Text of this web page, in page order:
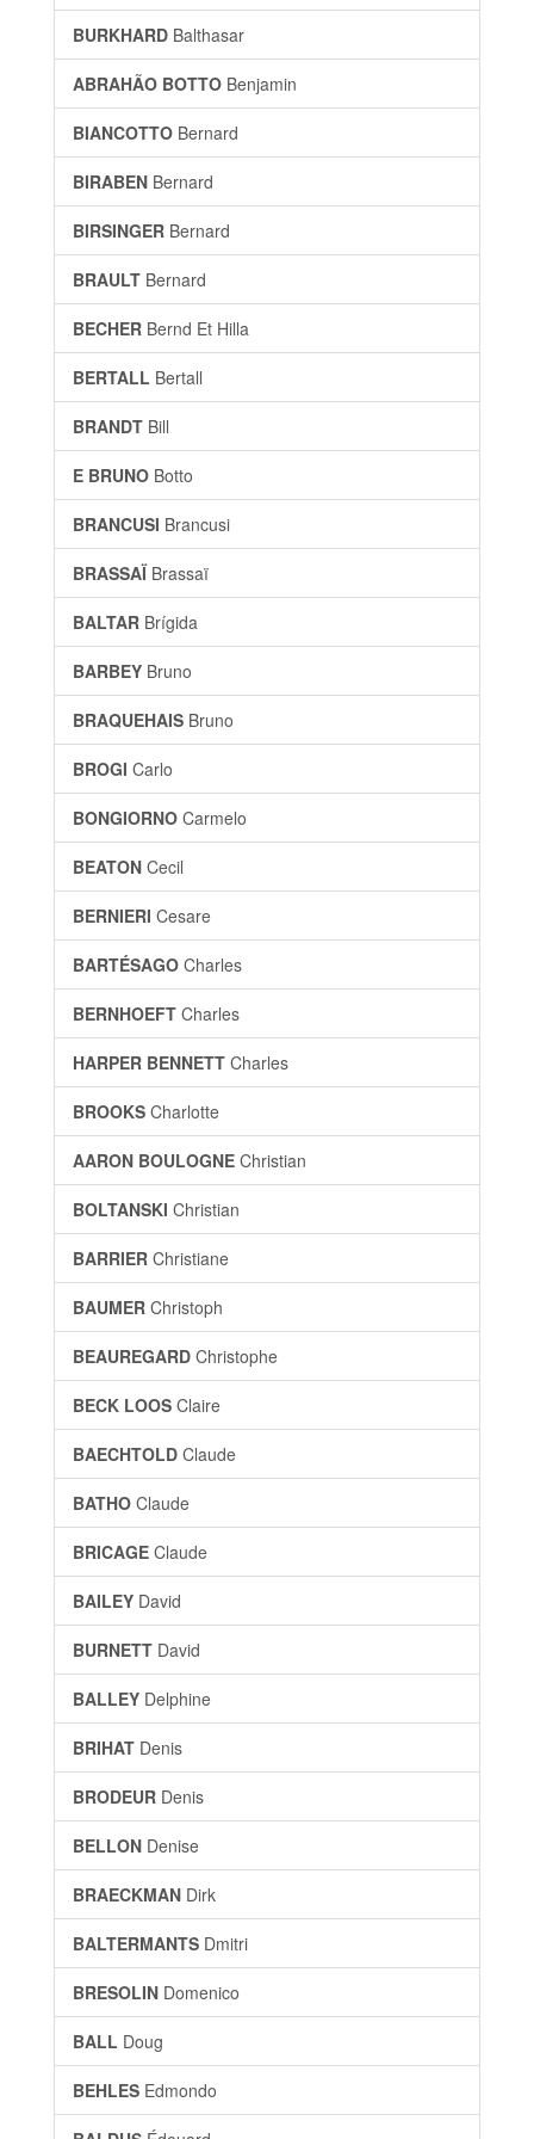
BURKHARD Balthasar
ABRAHÃO BOTTO Benjamin
BIANCOTTO Bernard
BIRABEN Bernard
BIRSINGER Bernard
BRAULT Bernard
BECHER Bernd Et Hilla
BERTALL Bertall
BRANDT Bill
E BRUNO Botto
BRANCUSI Brancusi
BRASSAÏ Brassaï
BALTAR Brígida
BARBEY Bruno
BRAQUEHAIS Bruno
BROGI Carlo
BONGIORNO Carmelo
BEATON Cecil
BERNIERI Cesare
BARTÉSAGO Charles
BERNHOEFT Charles
HARPER BENNETT Charles
BROOKS Charlotte
AARON BOULOGNE Christian
BOLTANSKI Christian
BARRIER Christiane
BAUMER Christoph
BEAUREGARD Christophe
BECK LOOS Claire
BAECHTOLD Claude
BATHO Claude
BRICAGE Claude
BAILEY David
BURNETT David
BALLEY Delphine
BRIHAT Denis
BRODEUR Denis
BELLON Denise
BRAECKMAN Dirk
BALTERMANTS Dmitri
BRESOLIN Domenico
BALL Doug
BEHLES Edmondo